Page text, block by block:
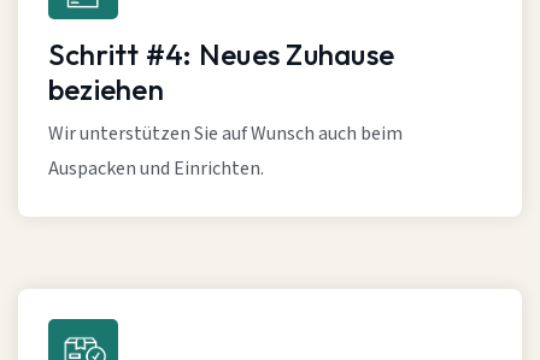
Schritt #4: Neues Zuhause
beziehen
Wir unterstützen Sie auf Wunsch auch beim
Auspacken und Einrichten.